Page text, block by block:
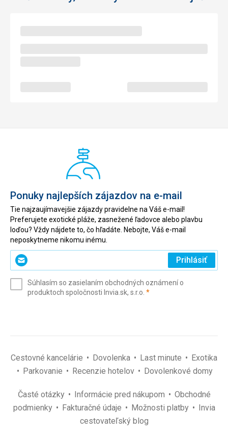
Ponuky najlepších zájazdov na e-mail
Tie najzaujímavejšie zájazdy pravidelne na Váš e-mail!
Preferujete exotické pláže, zasnežené ľadovce alebo plavbu
loďou? Vždy nájdete to, čo hľadáte. Nebojte, Váš e-mail
neposkytneme nikomu inému.
Zadajte
svoj
(povinné)
Prihlásiť
Súhlasím so zasielaním obchodných oznámení o
produktoch spoločnosti Invia.sk, s.r.o. *(povinné)
Cestovné kancelárie Dovolenka Last minute
Exotika
Parkovanie
Recenzie hotelov Dovolenkové domy
Časté otázky Informácie pred nákupom
Obchodné
podmienky
Fakturačné údaje Možnosti platby
Invia
cestovateľský blog